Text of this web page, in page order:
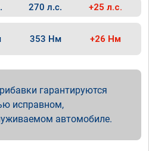
270 л.с. +25 л.с.
353 Нм +26 Нм
гарантируются
исправном,
автомобиле.